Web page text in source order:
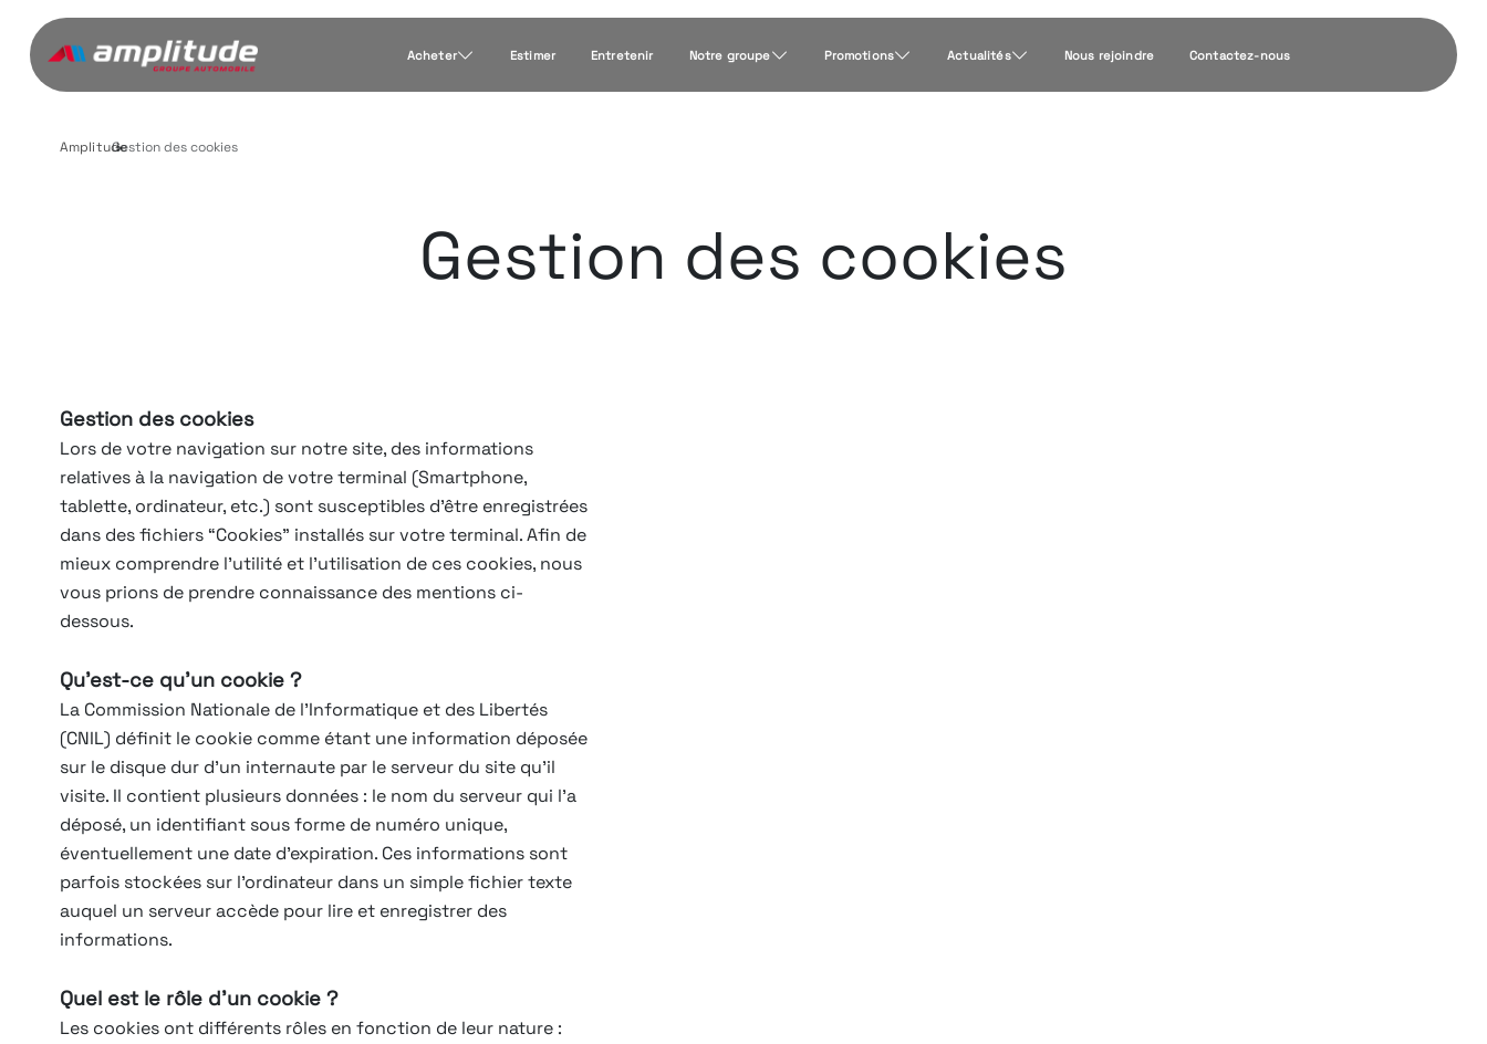
Acheter Estimer Entretenir Notre groupe Promotions Actualités Nous rejoindre Contactez-nous
Amplitude
›
Gestion des cookies
Gestion des cookies
Gestion des cookies
Lors de votre navigation sur notre site, des informations
relatives à la navigation de votre terminal (Smartphone,
tablette, ordinateur, etc.) sont susceptibles d’être enregistrées
dans des fichiers “Cookies” installés sur votre terminal. Afin de
mieux comprendre l’utilité et l’utilisation de ces cookies, nous
vous prions de prendre connaissance des mentions ci-
dessous.
Qu’est-ce qu’un cookie ?
La Commission Nationale de l’Informatique et des Libertés
(CNIL) définit le cookie comme étant une information déposée
sur le disque dur d’un internaute par le serveur du site qu’il
visite. Il contient plusieurs données : le nom du serveur qui l’a
déposé, un identifiant sous forme de numéro unique,
éventuellement une date d’expiration. Ces informations sont
parfois stockées sur l’ordinateur dans un simple fichier texte
auquel un serveur accède pour lire et enregistrer des
informations.
Quel est le rôle d’un cookie ?
Les cookies ont différents rôles en fonction de leur nature :